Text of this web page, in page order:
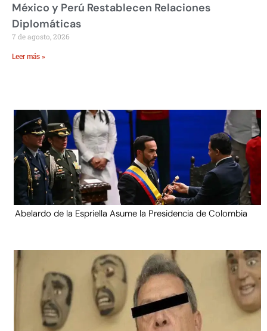
México y Perú Restablecen Relaciones
Diplomáticas
7 de agosto, 2026
Leer más »
Abelardo de la Espriella Asume la Presidencia de Colombia